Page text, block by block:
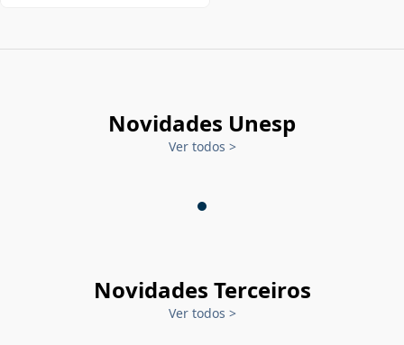
Novidades Unesp
Ver todos >
Novidades Terceiros
Ver todos >